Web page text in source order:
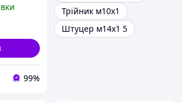
99%
Трійник м10х1
Штуцер м14х1 5